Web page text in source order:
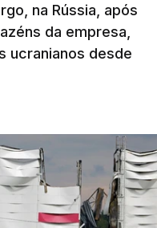
na Rússia, após
da empresa,
ucranianos desde